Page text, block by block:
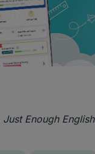
Just Enough